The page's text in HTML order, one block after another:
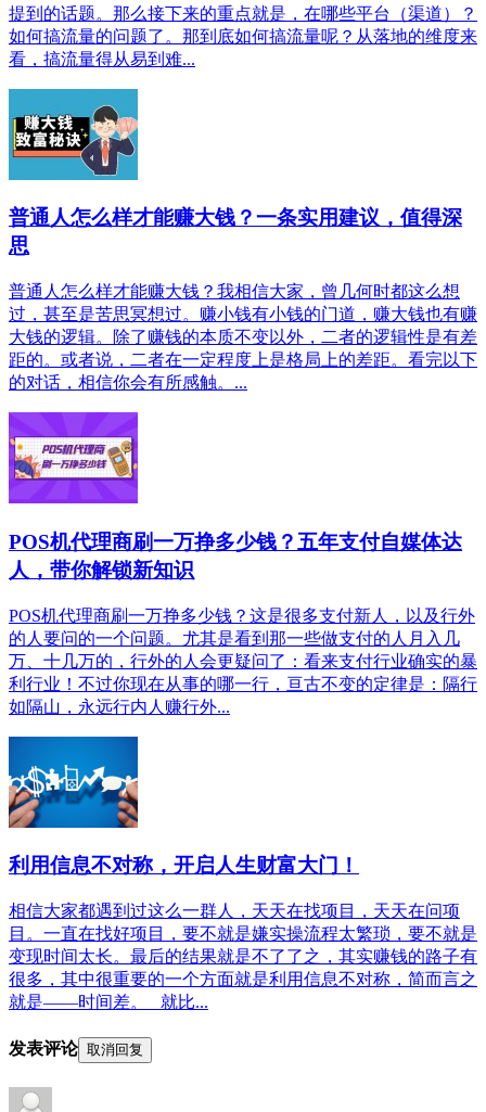
提到的话题。那么接下来的重点就是，在哪些平台（渠道）？
如何搞流量的问题了。那到底如何搞流量呢？从落地的维度来
看，搞流量得从易到难...
普通人怎么样才能赚大钱？一条实用建议，值得深
思
普通人怎么样才能赚大钱？我相信大家，曾几何时都这么想
过，甚至是苦思冥想过。赚小钱有小钱的门道，赚大钱也有赚
大钱的逻辑。除了赚钱的本质不变以外，二者的逻辑性是有差
距的。或者说，二者在一定程度上是格局上的差距。看完以下
的对话，相信你会有所感触。...
POS机代理商刷一万挣多少钱？五年支付自媒体达
人，带你解锁新知识
POS机代理商刷一万挣多少钱？这是很多支付新人，以及行外
的人要问的一个问题。尤其是看到那一些做支付的人月入几
万、十几万的，行外的人会更疑问了：看来支付行业确实的暴
利行业！不过你现在从事的哪一行，亘古不变的定律是：隔行
如隔山，永远行内人赚行外...
利用信息不对称，开启人生财富大门！
相信大家都遇到过这么一群人，天天在找项目，天天在问项
目。一直在找好项目，要不就是嫌实操流程太繁琐，要不就是
变现时间太长。最后的结果就是不了了之，其实赚钱的路子有
很多，其中很重要的一个方面就是利用信息不对称，简而言之
就是——时间差。 就比...
发表评论 取消回复